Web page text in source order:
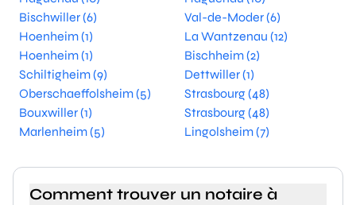
Bischwiller (6)
Val-de-Moder (6)
Hoenheim (1)
La Wantzenau (12)
Hoenheim (1)
Bischheim (2)
Schiltigheim (9)
Dettwiller (1)
Oberschaeffolsheim (5)
Strasbourg (48)
Bouxwiller (1)
Strasbourg (48)
Marlenheim (5)
Lingolsheim (7)
Comment trouver un notaire à